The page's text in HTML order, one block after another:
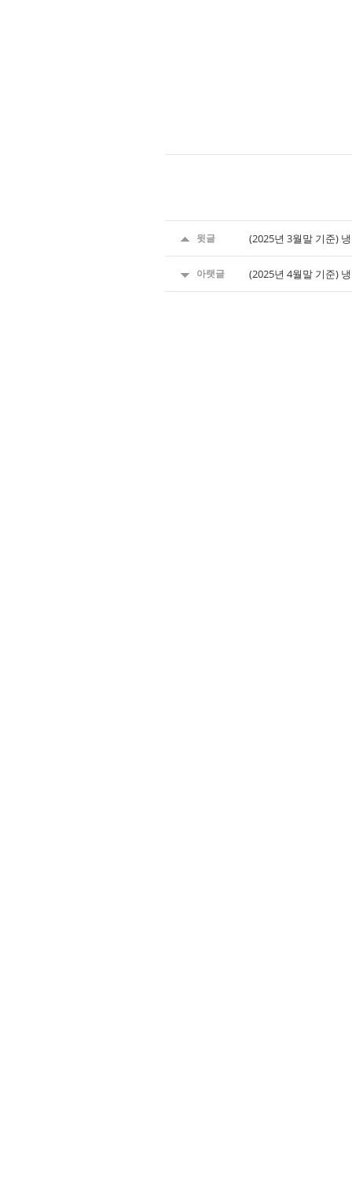
윗글 (2025년 3월말 기준)
아랫글 (2025년 4월말 기준)